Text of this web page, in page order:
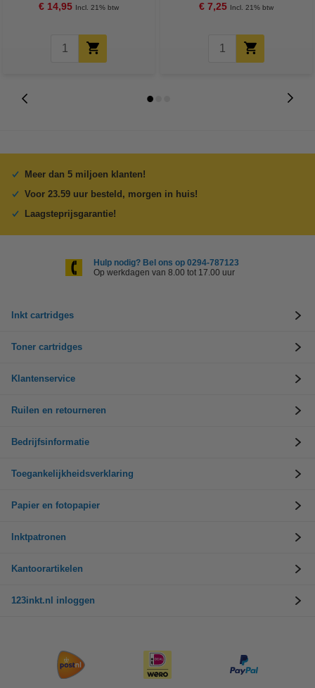
€ 14,95 Incl. 21% btw € 7,25 Incl. 21% btw
Meer dan 5 miljoen klanten!
Voor 23.59 uur besteld, morgen in huis!
Laagsteprijsgarantie!
Hulp nodig? Bel ons op 0294-787123
Op werkdagen van 8.00 tot 17.00 uur
Inkt cartridges
Toner cartridges
Klantenservice
Ruilen en retourneren
Bedrijfsinformatie
Toegankelijkheidsverklaring
Papier en fotopapier
Inktpatronen
Kantoorartikelen
123inkt.nl inloggen